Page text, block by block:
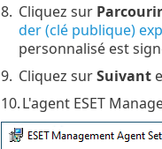
8. Cliquez surParcourir
der (clé publique)
personnalisé est
9. Cliquez surSuivant
10.L'agent ESET